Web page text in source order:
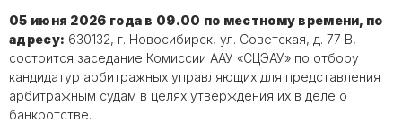
05 июня 2026 года в 09.00 по местному времени, по
адресу: 630132, г. Новосибирск, ул. Советская, д. 77 В,
состоится заседание Комиссии ААУ «СЦЭАУ» по отбору
кандидатур арбитражных управляющих для представления
арбитражным судам в целях утверждения их в деле о
банкротстве.